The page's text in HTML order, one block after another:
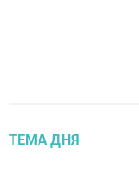
ТЕМА ДНЯ